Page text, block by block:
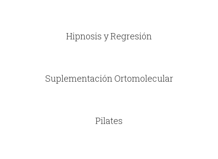
Hipnosis y Regresión
Suplementación Ortomolecular
Pilates